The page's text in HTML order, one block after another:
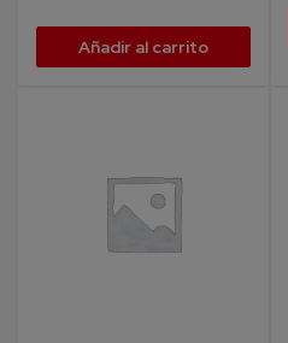
Añadir al carrito